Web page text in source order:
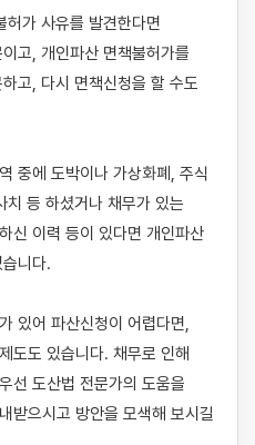
허가 사유를 발견한다면
고, 개인파산 면책불허가를
고, 다시 면책신청을 할 수도
중에 도박이나 가상화폐, 주식
등 하셨거나 채무가 있는
신 이력 등이 있다면 개인파산
니다.
있어 파산신청이 어렵다면,
도도 있습니다. 채무로 인해
선 도산법 전문가의 도움을
받으시고 방안을 모색해 보시길